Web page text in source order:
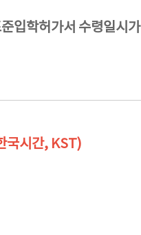
입학허가서 수령일시가
국시간, KST)